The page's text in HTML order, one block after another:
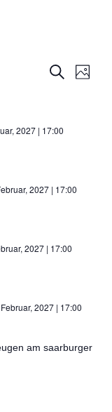
Navigation
Suche
Foto
2027 | 17:00
2027 | 17:00
2027 | 17:00
2027 | 17:00